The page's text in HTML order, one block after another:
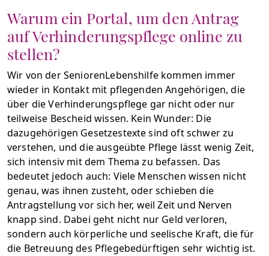
Warum ein Portal, um den Antrag
auf Verhinderungspflege online zu
stellen?
Wir von der SeniorenLebenshilfe kommen immer
wieder in Kontakt mit pflegenden Angehörigen, die
über die Verhinderungspflege gar nicht oder nur
teilweise Bescheid wissen. Kein Wunder: Die
dazugehörigen Gesetzestexte sind oft schwer zu
verstehen, und die ausgeübte Pflege lässt wenig Zeit,
sich intensiv mit dem Thema zu befassen. Das
bedeutet jedoch auch: Viele Menschen wissen nicht
genau, was ihnen zusteht, oder schieben die
Antragstellung vor sich her, weil Zeit und Nerven
knapp sind. Dabei geht nicht nur Geld verloren,
sondern auch körperliche und seelische Kraft, die für
die Betreuung des Pflegebedürftigen sehr wichtig ist.